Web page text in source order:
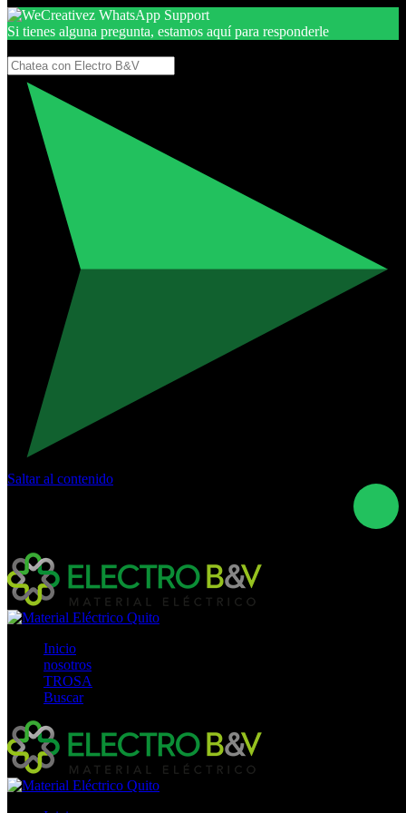
Si tienes alguna pregunta, estamos aquí para responderle
Saltar al contenido
Inicio
nosotros
TROSA
Buscar